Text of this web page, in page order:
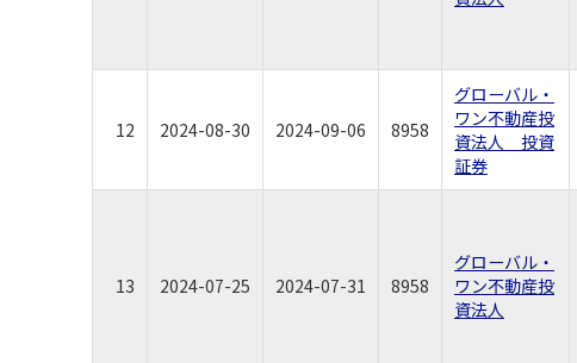
12 2024-08-30 2024-09-06 8958
グローバル・
ワン不動産投
資法人 投資
証券
13 2024-07-25 2024-07-31 8958
グローバル・
ワン不動産投
資法人